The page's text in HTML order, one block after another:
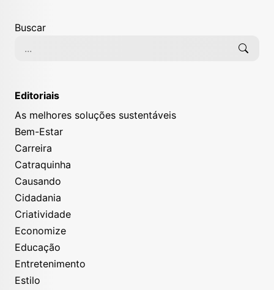
Buscar
Editoriais
As melhores soluções sustentáveis
Bem-Estar
Carreira
Catraquinha
Causando
Cidadania
Criatividade
Economize
Educação
Entretenimento
Estilo